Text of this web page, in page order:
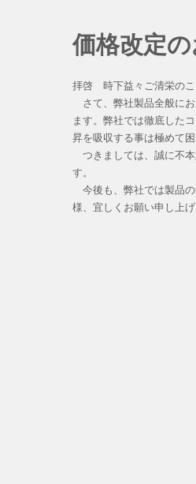
価格改定
拝啓 時下益々ご清栄のこ
さて、弊社製品全般にお
ます。弊社では徹底した
昇を吸収する事は極めて
つきましては、誠に不本
す。
今後も、弊社では製品の
様、宜しくお願い申し上げ